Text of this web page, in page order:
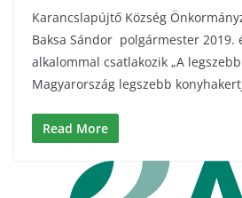
Karancslapújtő Község
Baksa Sándor polgármester
alkalommal csatlakozik „A
Magyarország legszebb
Read More